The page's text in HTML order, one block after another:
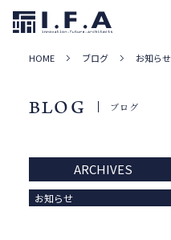
HOME ブログ お知らせ
BLOG ブログ
ARCHIVES
お知らせ